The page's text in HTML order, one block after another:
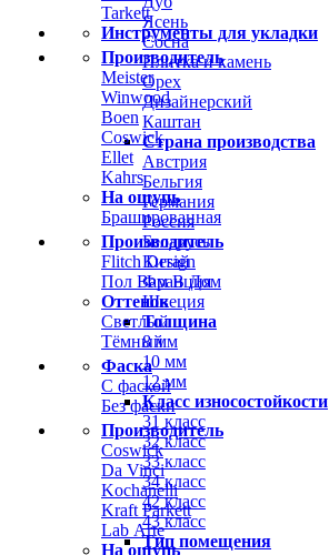
Tarkett
Инструменты для укладки
Производитель
Meister
Winwood
Boen
Coswick
Ellet
Kahrs
На ощупь
Брашированная
Производитель
Flitch Design
Пол Вам В Дом
Оттенок
Светлый
Тёмный
Фаска
С фаской
Без фаски
Производитель
Coswick
Da Vinci
Kochanelli
Kraft Parkett
Lab Arte
На ощупь
Ясень
Сосна
Плитка и камень
Орех
Дизайнерский
Каштан
Страна производства
Австрия
Бельгия
Германия
Россия
Беларусь
Китай
Франция
Швеция
Толщина
8 мм
10 мм
12 мм
Класс износостойкости
31 класс
32 класс
33 класс
34 класс
42 класс
43 класс
Тип помещения